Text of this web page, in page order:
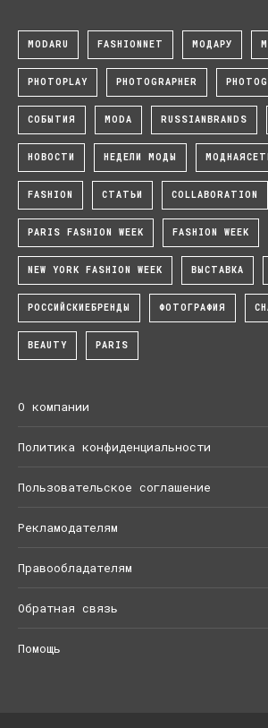
MODARU FASHIONNET МОДАРУ
PHOTOPLAY PHOTOGRAPHER
СОБЫТИЯ MODA RUSSIANBRANDS
НОВОСТИ НЕДЕЛИ МОДЫ
FASHION СТАТЬИ COLLABORATION
PARIS FASHION WEEK FASHION WEEK
NEW YORK FASHION WEEK ВЫСТАВКА
РОССИЙСКИЕБРЕНДЫ ФОТОГРАФИЯ
BEAUTY PARIS
О компании
Политика конфиденциальности
Пользовательское соглашение
Рекламодателям
Правообладателям
Обратная связь
Помощь